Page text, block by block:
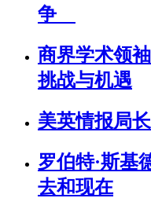
争
商界学术领
挑战与机遇
美英情报局
罗伯特·斯基
去和现在